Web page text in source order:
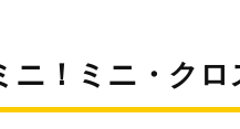
ニ！ミニ・クロ